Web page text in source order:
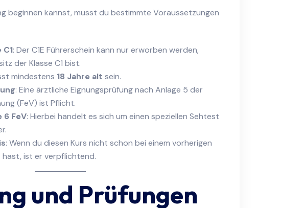
beginnen kannst, musst du bestimmte Voraussetzungen
: Der C1E Führerschein kann nur erworben werden,
der Klasse C1 bist.
mindestens 18 Jahre alt sein.
: Eine ärztliche Eignungsprüfung nach Anlage 5 der
(FeV) ist Pflicht.
6 FeV: Hierbei handelt es sich um einen speziellen Sehtest
: Wenn du diesen Kurs nicht schon bei einem vorherigen
hast, ist er verpflichtend.
und Prüfungen